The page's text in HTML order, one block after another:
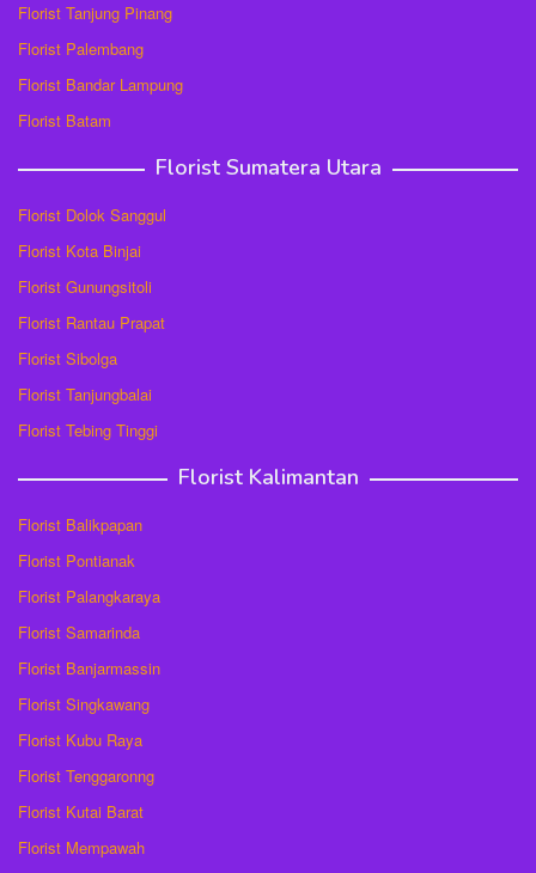
Florist Tanjung Pinang
Florist Palembang
Florist Bandar Lampung
Florist Batam
Florist Sumatera Utara
Florist Dolok Sanggul
Florist Kota Binjai
Florist Gunungsitoli
Florist Rantau Prapat
Florist Sibolga
Florist Tanjungbalai
Florist Tebing Tinggi
Florist Kalimantan
Florist Balikpapan
Florist Pontianak
Florist Palangkaraya
Florist Samarinda
Florist Banjarmassin
Florist Singkawang
Florist Kubu Raya
Florist Tenggaronng
Florist Kutai Barat
Florist Mempawah